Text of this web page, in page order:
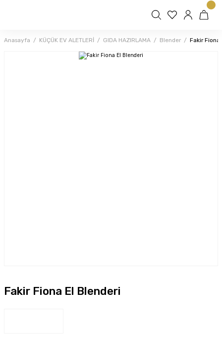
Anasayfa KÜÇÜK EV ALETLERİ GIDA HAZIRLAMA Blender Fakir Fiona
Fakir Fiona El Blenderi